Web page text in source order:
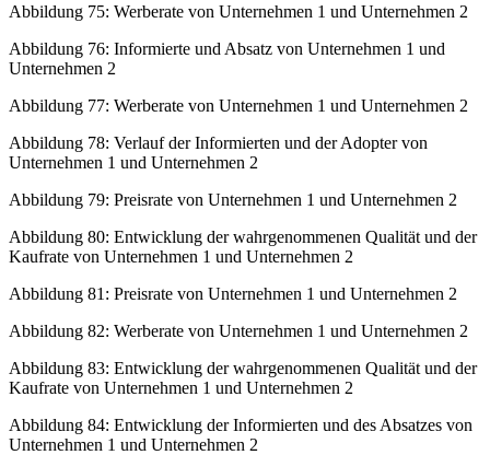
Abbildung 75: Werberate von Unternehmen 1 und Unternehmen 2
Abbildung 76: Informierte und Absatz von Unternehmen 1 und
Unternehmen 2
Abbildung 77: Werberate von Unternehmen 1 und Unternehmen 2
Abbildung 78: Verlauf der Informierten und der Adopter von
Unternehmen 1 und Unternehmen 2
Abbildung 79: Preisrate von Unternehmen 1 und Unternehmen 2
Abbildung 80: Entwicklung der wahrgenommenen Qualität und der
Kaufrate von Unternehmen 1 und Unternehmen 2
Abbildung 81: Preisrate von Unternehmen 1 und Unternehmen 2
Abbildung 82: Werberate von Unternehmen 1 und Unternehmen 2
Abbildung 83: Entwicklung der wahrgenommenen Qualität und der
Kaufrate von Unternehmen 1 und Unternehmen 2
Abbildung 84: Entwicklung der Informierten und des Absatzes von
Unternehmen 1 und Unternehmen 2